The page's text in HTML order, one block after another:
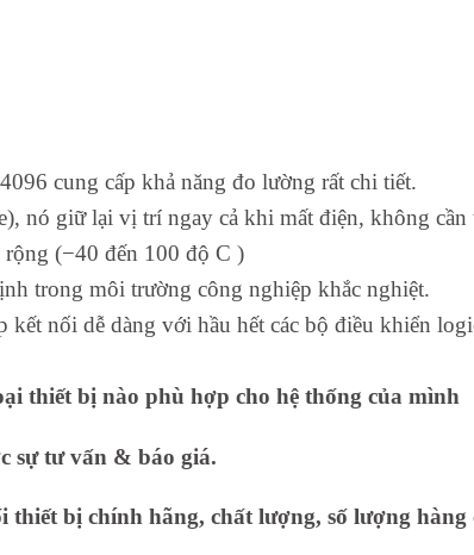
cung cấp khả năng đo lường rất chi tiết.
nó giữ lại vị trí ngay cả khi mất điện, không
(−40 đến 100 độ C )
trong môi trường công nghiệp khắc nghiệt.
kết nối dễ dàng với hầu hết các bộ điều khiển
thiết bị nào phù hợp cho hệ thống của mình
sự tư vấn & báo giá.
bị chính hãng, chất lượng, số lượng hàng